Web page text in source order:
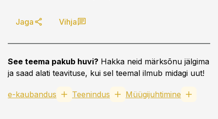
Jaga Vihja
See teema pakub huvi? Hakka neid märksõnu jälgima
ja saad alati teavituse, kui sel teemal ilmub midagi uut!
e-kaubandus Teenindus Müügijuhtimine